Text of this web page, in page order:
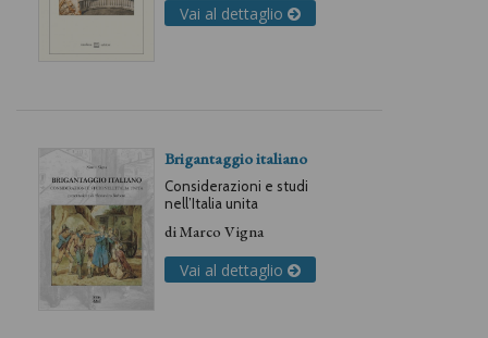
Vai al dettaglio
Brigantaggio italiano
Considerazioni e studi
nell’Italia unita
diMarco Vigna
Vai al dettaglio